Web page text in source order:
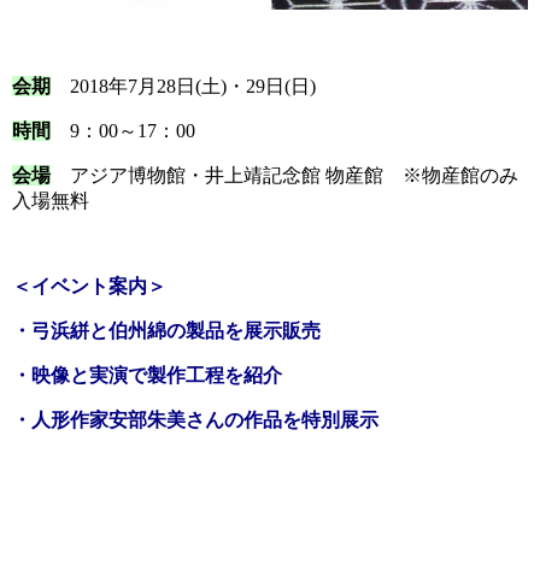
会期 2018年7月28日(土)・29日(日)
時間 9：00～17：00
会場アジア博物館・井上靖記念館 物産館 ※物産館のみ
入場無料
＜イベント案内＞
・弓浜絣と伯州綿の製品を展示販売
・映像と実演で製作工程を紹介
・人形作家安部朱美さんの作品を特別展示